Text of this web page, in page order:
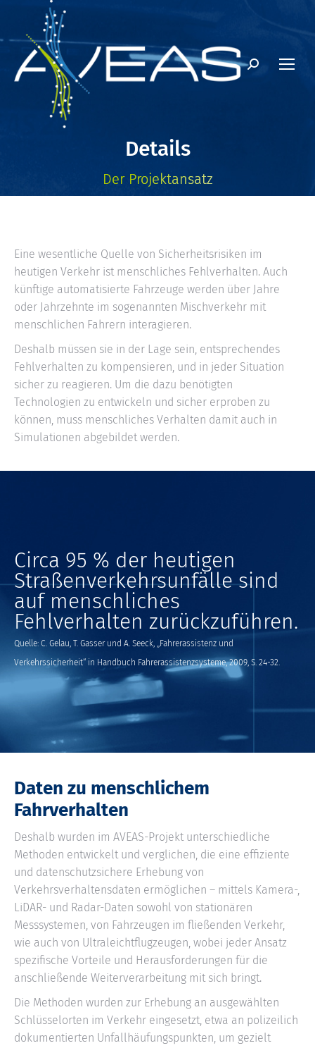
Search:
Details
Der Projektansatz
Eine wesentliche Quelle von Sicherheitsrisiken im
heutigen Verkehr ist menschliches Fehlverhalten. Auch
künftige automatisierte Fahrzeuge werden über Jahre
oder Jahrzehnte im sogenannten Mischverkehr mit
menschlichen Fahrern interagieren.
Deshalb müssen sie in der Lage sein, entsprechendes
Fehlverhalten zu kompensieren, und in jeder Situation
sicher zu reagieren. Um die dazu benötigten
Technologien zu entwickeln und sicher erproben zu
können, muss menschliches Verhalten damit auch in
Simulationen abgebildet werden.
Circa 95 % der heutigen
Straßenverkehrsunfälle sind
auf menschliches
Fehlverhalten zurückzuführen.
Quelle: C. Gelau, T. Gasser und A. Seeck, „Fahrerassistenz und
Verkehrssicherheit“ in Handbuch Fahrerassistenzsysteme, 2009, S. 24-32.
Daten zu menschlichem
Fahrverhalten
Deshalb wurden im AVEAS-Projekt unterschiedliche
Methoden entwickelt und verglichen, die eine effiziente
und datenschutzsichere Erhebung von
Verkehrsverhaltensdaten ermöglichen – mittels Kamera-,
LiDAR- und Radar-Daten sowohl von stationären
Messsystemen, von Fahrzeugen im fließenden Verkehr,
wie auch von Ultraleichtflugzeugen, wobei jeder Ansatz
spezifische Vorteile und Herausforderungen für die
anschließende Weiterverarbeitung mit sich bringt.
Die Methoden wurden zur Erhebung an ausgewählten
Schlüsselorten im Verkehr eingesetzt, etwa an polizeilich
dokumentierten Unfallhäufungspunkten, um gezielt